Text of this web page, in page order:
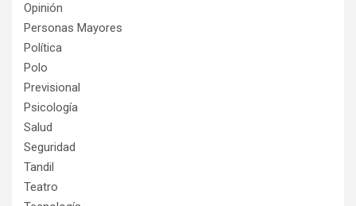
Opinión
Personas Mayores
Política
Polo
Previsional
Psicología
Salud
Seguridad
Tandil
Teatro